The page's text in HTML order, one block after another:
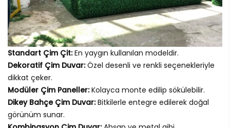
Standart Çim Çit:En yaygın kullanılan modeldir.
Dekoratif Çim Duvar:Özel desenli ve renkli seçenekleriyle
dikkat çeker.
Modüler Çim Paneller:Kolayca monte edilip sökülebilir.
Dikey Bahçe Çim Duvar:Bitkilerle entegre edilerek doğal
görünüm sunar.